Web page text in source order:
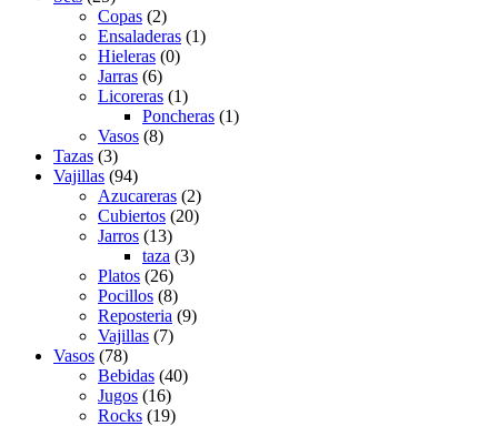
Copas (2)
Ensaladeras (1)
Hieleras (0)
Jarras (6)
Licoreras (1)
Poncheras (1)
Vasos (8)
Tazas (3)
Vajillas (94)
Azucareras (2)
Cubiertos (20)
Jarros (13)
taza (3)
Platos (26)
Pocillos (8)
Reposteria (9)
Vajillas (7)
Vasos (78)
Bebidas (40)
Jugos (16)
Rocks (19)